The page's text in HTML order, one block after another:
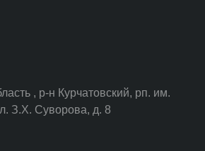
, р-н Курчатовский, рп. им.
З.Х. Суворова, д. 8